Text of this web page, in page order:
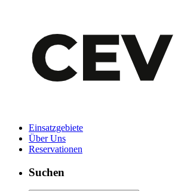
Einsatzgebiete
Über Uns
Reservationen
Suchen